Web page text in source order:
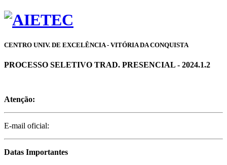
CENTRO UNIV. DE EXCELÊNCIA - VITÓRIA DA CONQUISTA
PROCESSO SELETIVO TRAD. PRESENCIAL - 2024.1.2
Atenção:
E-mail oficial:
Datas Importantes